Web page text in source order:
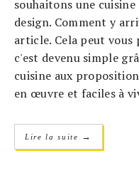
souhaitons une
design. Comment y
article. Cela peut
c'est devenu simple
cuisine aux
en œuvre et faciles à
Lire la suite →